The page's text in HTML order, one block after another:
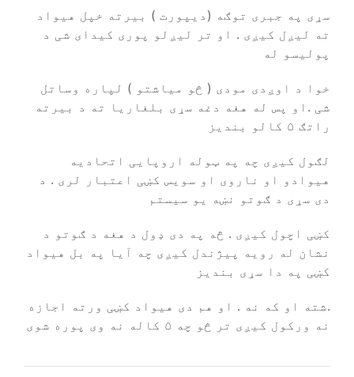
سړی په جبری توګه (دیپورت ) بیرته خپل هیواد
ته لیږل کیږی . او تر لیږلو پوری کیدای شی د
پولیسو له
خوا د اوږدی مودی ( څو میاشتو ) لپاره وساتل
شی .او پس له هغه دغه سړی بلغاریا ته د بیرته
راتګ ۵ کالو بندیز
لګول کیږی چه په ټوله اروپایی اتحادیه
هیوادو او ناروی او سویس کښی اعتبار لری . د
دی سړی د ګوتو نښه یو سیستم
کښی اچول کیږی . څه په دی ډول د هغه د ګوتو د
نشان له رویه پیژندل کیږی چه آیا په بل هیواد
کښی په دا سړی بندیز
.شته او که نه . او هم دی هیواد کښی ورته اجازه
نه ورکول کیږی تر څو چه ۵ کاله نه وی پوره شوی